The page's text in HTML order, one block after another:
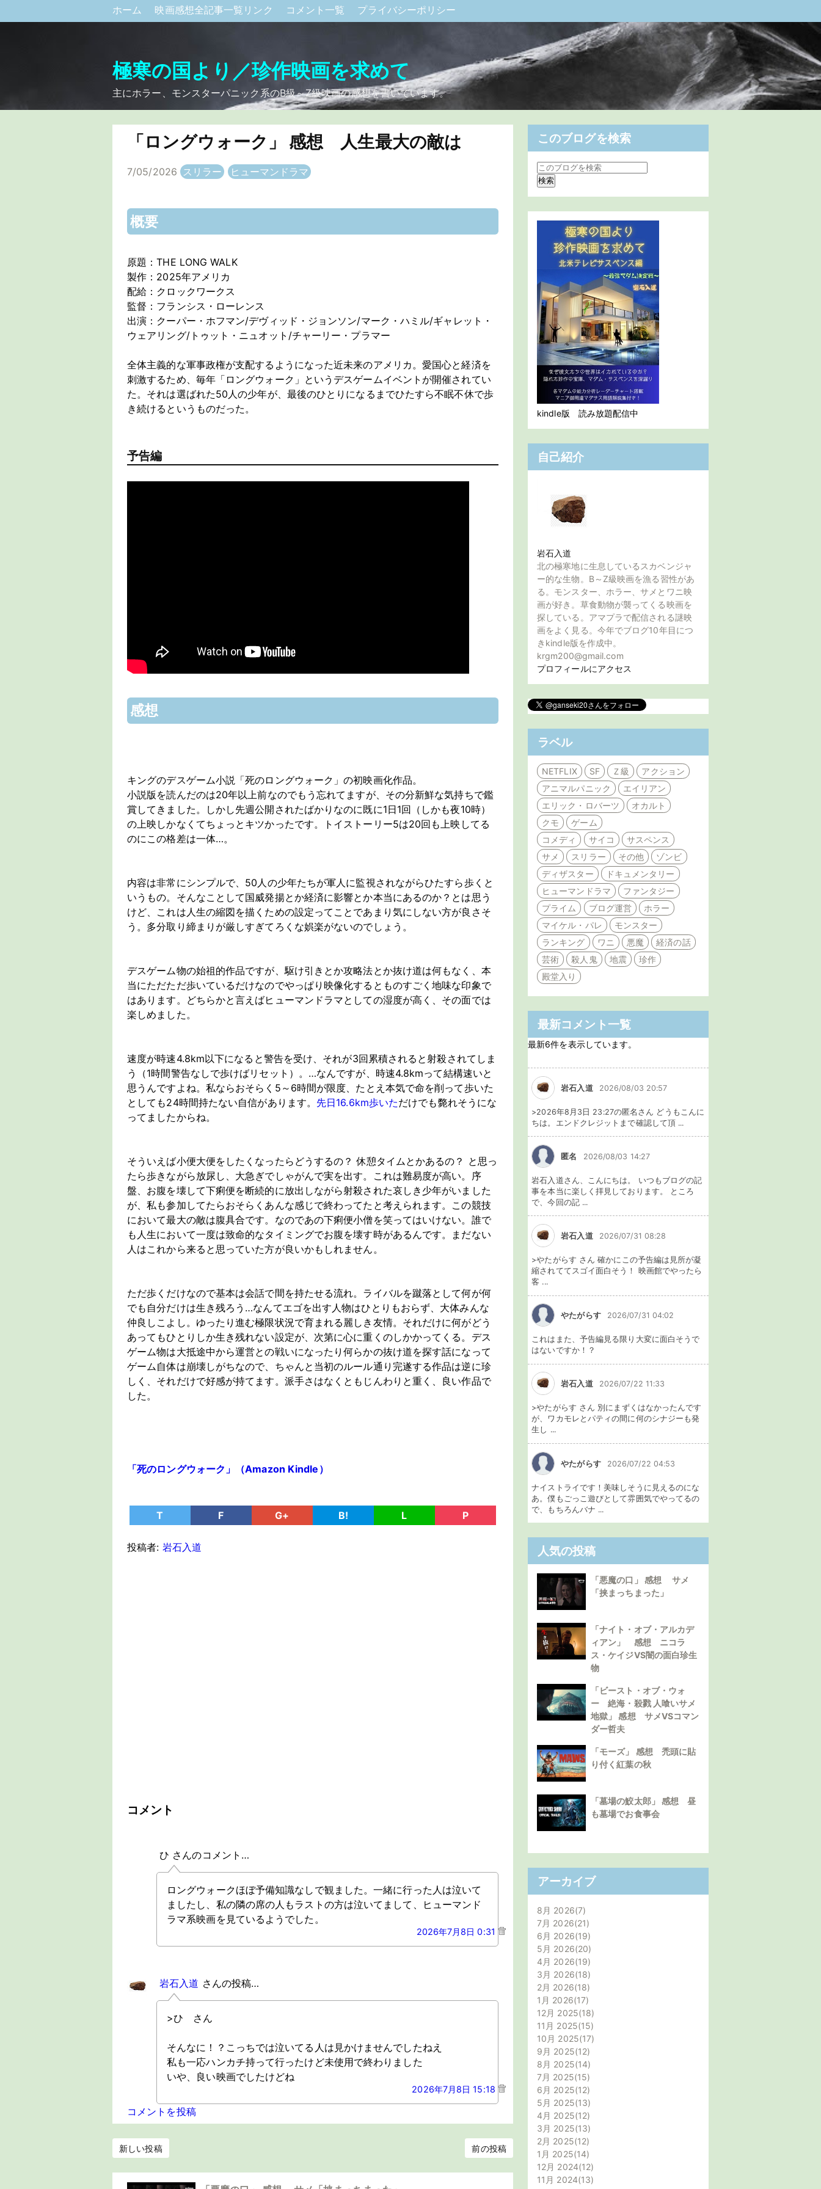
ホーム 映画感想全記事一覧リンク コメント一覧 プライバシーポリシー
極寒の国より／珍作映画を求めて
主にホラー、モンスターパニック系のB級～Z級映画の感想を書いています。
「ロングウォーク」 感想 人生最大の敵は
7/05/2026 スリラー ヒューマンドラマ
概要
原題：THE LONG WALK
製作：2025年アメリカ
配給：クロックワークス
監督：フランシス・ローレンス
出演：クーパー・ホフマン/デヴィッド・ジョンソン/マーク・ハミル/ギャレット・
ウェアリング/トゥット・ニュオット/チャーリー・プラマー
全体主義的な軍事政権が支配するようになった近未来のアメリカ。愛国心と経済を
刺激するため、毎年「ロングウォーク」というデスゲームイベントが開催されてい
た。それは選ばれた50人の少年が、最後のひとりになるまでひたすら不眠不休で歩
き続けるというものだった。
予告編
感想
キングのデスゲーム小説「死のロングウォーク」の初映画化作品。
小説版を読んだのは20年以上前なのでもう忘れてますが、その分新鮮な気持ちで鑑
賞してきました。しかし先週公開されたばかりなのに既に1日1回（しかも夜10時）
の上映しかなくてちょっとキツかったです。トイストーリー5は20回も上映してる
のにこの格差は一体…。
内容は非常にシンプルで、50人の少年たちが軍人に監視されながらひたすら歩くと
いうもの。そんなことして国威発揚とか経済に影響とか本当にあるのか？とは思う
けど、これは人生の縮図を描くための設定ってことであまり気にしない方が良さそ
う。多分取り締まりが厳しすぎてろくな娯楽がないのでしょう。
デスゲーム物の始祖的作品ですが、駆け引きとか攻略法とか抜け道は何もなく、本
当にただただ歩いているだけなのでやっぱり映像化するとものすごく地味な印象で
はあります。どちらかと言えばヒューマンドラマとしての湿度が高く、その面では
楽しめました。
速度が時速4.8km以下になると警告を受け、それが3回累積されると射殺されてしま
う（1時間警告なしで歩けばリセット）。…なんですが、時速4.8kmって結構速いと
思うんですよね。私ならおそらく5～6時間が限度、たとえ本気で命を削って歩いた
としても24時間持たない自信があります。 先日16.6km歩いただけでも斃れそうにな
ってましたからね。
そういえば小便大便をしたくなったらどうするの？ 休憩タイムとかあるの？ と思っ
たら歩きながら放尿し、大急ぎでしゃがんで実を出す。これは難易度が高い。序
盤、お腹を壊して下痢便を断続的に放出しながら射殺された哀しき少年がいました
が、私も参加してたらおそらくあんな感じで終わってたと考えられます。この競技
において最大の敵は腹具合です。なのであの下痢便小僧を笑ってはいけない。誰で
も人生において一度は致命的なタイミングでお腹を壊す時があるんです。まだない
人はこれから来ると思っていた方が良いかもしれません。
ただ歩くだけなので基本は会話で間を持たせる流れ。ライバルを蹴落として何が何
でも自分だけは生き残ろう…なんてエゴを出す人物はひとりもおらず、大体みんな
仲良しこよし。ゆったり進む極限状況で育まれる麗しき友情。それだけに何がどう
あってもひとりしか生き残れない設定が、次第に心に重くのしかかってくる。デス
ゲーム物は大抵途中から運営との戦いになったり何らかの抜け道を探す話になって
ゲーム自体は崩壊しがちなので、ちゃんと当初のルール通り完遂する作品は逆に珍
しく、それだけで好感が持てます。派手さはなくともじんわりと重く、良い作品で
した。
「死のロングウォーク」（Amazon Kindle）
T F G+ B! L P
投稿者: 岩石入道
コメント
ひ さんのコメント…
ロングウォークほぼ予備知識なしで観ました。一緒に行った人は泣いて
ましたし、私の隣の席の人もラストの方は泣いてまして、ヒューマンド
ラマ系映画を見ているようでした。
2026年7月8日 0:31
岩石入道 さんの投稿…
>ひ さん
そんなに！？こっちでは泣いてる人は見かけませんでしたねえ
私も一応ハンカチ持って行ったけど未使用で終わりました
いや、良い映画でしたけどね
2026年7月8日 15:18
コメントを投稿
新しい投稿 前の投稿
このブログを検索
kindle版 読み放題配信中
自己紹介
岩石入道
北の極寒地に生息しているスカベンジャ
ー的な生物。B～Z級映画を漁る習性があ
る。モンスター、ホラー、サメとワニ映
画が好き。草食動物が襲ってくる映画を
探している。アマプラで配信される謎映
画をよく見る。今年でブログ10年目につ
きkindle版を作成中。
krgm200@gmail.com
プロフィールにアクセス
ラベル
NETFLIX SF Ｚ級
アクション
アニマルパニック
エイリアン
エリック・ロバーツ
オカルト
クモ
ゲーム
コメディ
サイコ
サスペンス
サメ
スリラー その他
ゾンビ
ディザスター
ドキュメンタリー
ヒューマンドラマ
ファンタジー
プライム
ブログ運営
ホラー
マイケル・パレ
モンスター
ランキング
ワニ 悪魔
経済の話
芸術
殺人鬼 地震
珍作
殿堂入り
最新コメント一覧
最新6件を表示しています。
岩石入道 2026/08/03 20:57
>2026年8月3日 23:27の匿名さん どうもこんに
ちは。エンドクレジットまで確認して頂 ...
匿名 2026/08/03 14:27
岩石入道さん、こんにちは。 いつもブログの記
事を本当に楽しく拝見しております。 ところ
で、今回の記 ...
岩石入道 2026/07/31 08:28
>やたがらす さん 確かにこの予告編は見所が凝
縮されててスゴイ面白そう！ 映画館でやったら
客 ...
やたがらす 2026/07/31 04:02
これはまた、予告編見る限り大変に面白そうで
はないですか！？
岩石入道 2026/07/22 11:33
>やたがらす さん 別にまずくはなかったんです
が、ワカモレとパティの間に何のシナジーも発
生し ...
やたがらす 2026/07/22 04:53
ナイストライです！美味しそうに見えるのにな
あ。僕もごっこ遊びとして雰囲気でやってるの
で、もちろんバナ ...
人気の投稿
「悪魔の口」 感想 サメ
「挟まっちまった」
「ナイト・オブ・アルカデ
ィアン」 感想 ニコラ
ス・ケイジVS闇の面白珍生
物
「ビースト・オブ・ウォ
ー 絶海・殺戮 人喰いサメ
地獄」 感想 サメVSコマン
ダー哲夫
「モーズ」 感想 禿頭に貼
り付く紅葉の秋
「墓場の鮫太郎」 感想 昼
も墓場でお食事会
アーカイブ
8月 2026 7
7月 2026 21
6月 2026 19
5月 2026 20
4月 2026 19
3月 2026 18
2月 2026 18
1月 2026 17
12月 2025 18
11月 2025 15
10月 2025 17
9月 2025 12
8月 2025 14
7月 2025 15
6月 2025 12
5月 2025 13
4月 2025 12
3月 2025 13
2月 2025 12
1月 2025 14
12月 2024 12
11月 2024 13